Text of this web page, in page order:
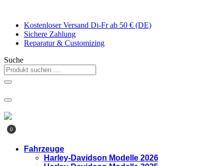
springenKostenloser Versand Di-Fr ab 50 € (DE)
Sichere Zahlung
Reparatur & Customizing
Suche
0
Fahrzeuge
Harley-Davidson Modelle 2026